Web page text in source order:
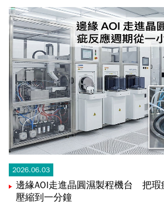
2026.06.03
邊緣AOI走進晶圓濕製程機台 把瑕
壓縮到一分鐘